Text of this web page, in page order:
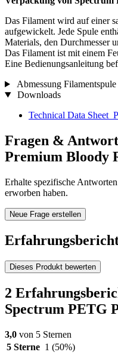
Das Filament wird auf einer
aufgewickelt. Jede Spule
Materials, den Durchmesser
Das Filament ist mit einem
Eine Bedienungsanleitung
Abmessung Filamentspule
Downloads
Technical Data
Fragen &
Premium Bloody
Erhalte spezifische
erworben haben.
Neue Frage erstellen
Dieses Produkt bewerten
2
Spectrum PETG
3,0 von 5 Sternen
5 Sterne 1 (50%)